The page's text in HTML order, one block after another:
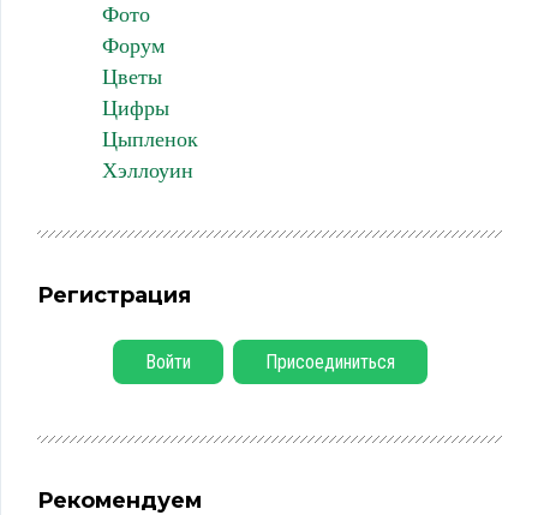
Фото
Форум
Цветы
Цифры
Цыпленок
Хэллоуин
Регистрация
Войти Присоединиться
Рекомендуем